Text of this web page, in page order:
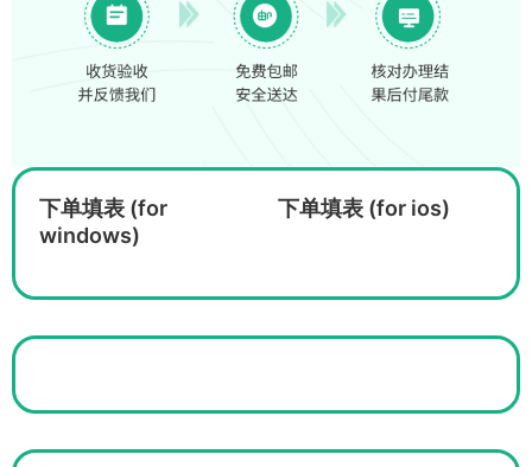
下单填表 (for
windows)
下单填表 (for ios)